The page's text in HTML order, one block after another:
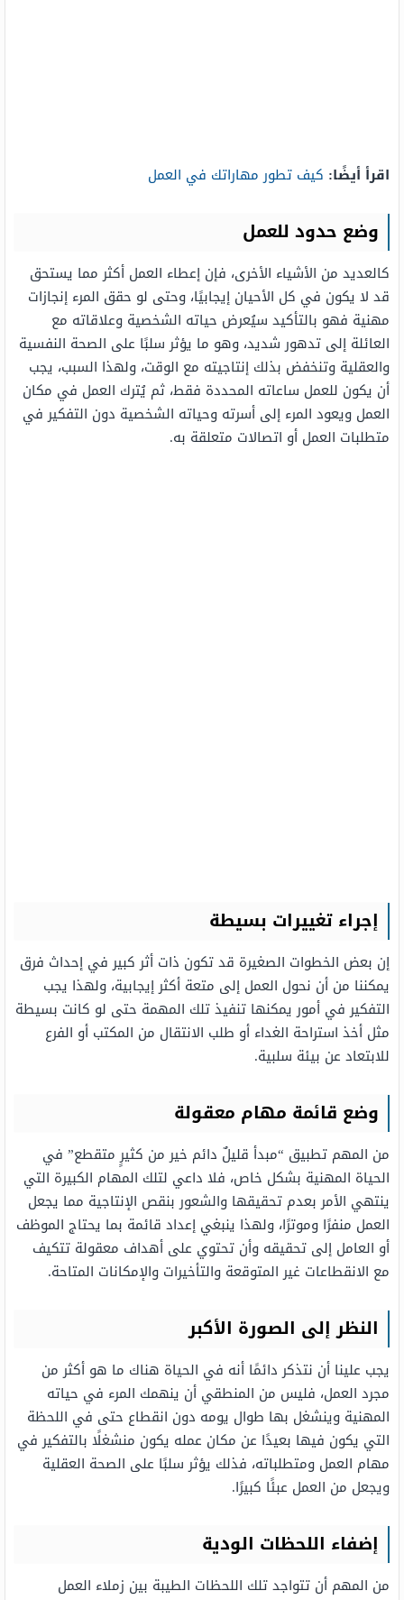
اقرأ أيضًا: كيف تطور مهاراتك في العمل
وضع حدود للعمل
كالعديد من الأشياء الأخرى، فإن إعطاء العمل أكثر مما يستحق
قد لا يكون في كل الأحيان إيجابيًا، وحتى لو حقق المرء إنجازات
مهنية فهو بالتأكيد سيُعرض حياته الشخصية وعلاقاته مع
العائلة إلى تدهور شديد، وهو ما يؤثر سلبًا على الصحة النفسية
والعقلية وتنخفض بذلك إنتاجيته مع الوقت، ولهذا السبب، يجب
أن يكون للعمل ساعاته المحددة فقط، ثم يُترك العمل في مكان
العمل ويعود المرء إلى أسرته وحياته الشخصية دون التفكير في
متطلبات العمل أو اتصالات متعلقة به.
إجراء تغييرات بسيطة
إن بعض الخطوات الصغيرة قد تكون ذات أثر كبير في إحداث فرق
يمكننا من أن نحول العمل إلى متعة أكثر إيجابية، ولهذا يجب
التفكير في أمور يمكنها تنفيذ تلك المهمة حتى لو كانت بسيطة
مثل أخذ استراحة الغداء أو طلب الانتقال من المكتب أو الفرع
للابتعاد عن بيئة سلبية.
وضع قائمة مهام معقولة
من المهم تطبيق “مبدأ قليلٌ دائم خير من كثيرٍ متقطع” في
الحياة المهنية بشكل خاص، فلا داعي لتلك المهام الكبيرة التي
ينتهي الأمر بعدم تحقيقها والشعور بنقص الإنتاجية مما يجعل
العمل منفرًا وموترًا، ولهذا ينبغي إعداد قائمة بما يحتاج الموظف
أو العامل إلى تحقيقه وأن تحتوي على أهداف معقولة تتكيف
مع الانقطاعات غير المتوقعة والتأخيرات والإمكانات المتاحة.
النظر إلى الصورة الأكبر
يجب علينا أن نتذكر دائمًا أنه في الحياة هناك ما هو أكثر من
مجرد العمل، فليس من المنطقي أن ينهمك المرء في حياته
المهنية وينشغل بها طوال يومه دون انقطاع حتى في اللحظة
التي يكون فيها بعيدًا عن مكان عمله يكون منشغلًا بالتفكير في
مهام العمل ومتطلباته، فذلك يؤثر سلبًا على الصحة العقلية
ويجعل من العمل عبئًا كبيرًا.
إضفاء اللحظات الودية
من المهم أن تتواجد تلك اللحظات الطيبة بين زملاء العمل